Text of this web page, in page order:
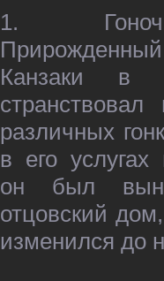
1.
Канзаки в
различных
в его услугах
он был
отцовский
изменился до